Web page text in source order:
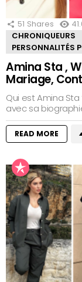
51 Shares
CHRONIQUEURS
PERSONNALITÉS
Amina Sta ,
Mariage,
Qui est Amina
avec sa
READ MORE